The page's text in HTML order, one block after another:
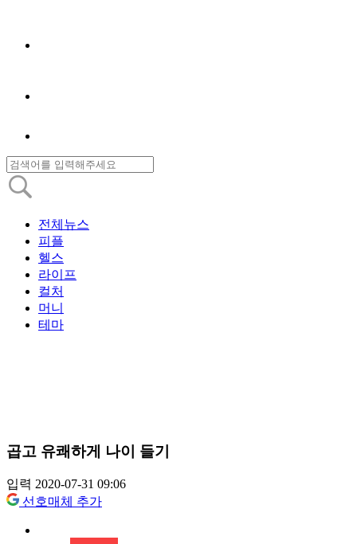
전체뉴스
피플
헬스
라이프
컬처
머니
테마
곱고 유쾌하게 나이 들기
입력 2020-07-31 09:06
선호매체 추가